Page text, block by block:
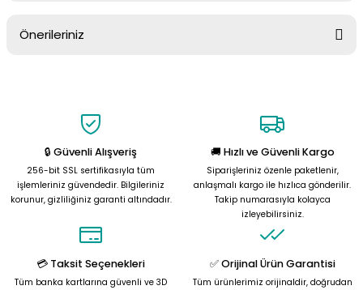
Önerileriniz
Görüş ve önerileriniz için teşekkür ederiz.
Ürün resmi kalitesiz, bozuk veya görüntülenemiyor.
Ürün açıklamasında eksik bilgiler bulunuyor.
Ürün bilgilerinde hatalar bulunuyor.
Ürün fiyatı diğer sitelerden daha pahalı.
🔒 Güvenli Alışveriş
256-bit SSL sertifikasıyla tüm
işlemleriniz güvendedir. Bilgileriniz
korunur, gizliliğiniz garanti altındadır.
🚚 Hızlı ve Güvenli Kargo
Siparişleriniz özenle paketlenir,
anlaşmalı kargo ile hızlıca gönderilir.
Takip numarasıyla kolayca
izleyebilirsiniz.
💳 Taksit Seçenekleri
Tüm banka kartlarına güvenli ve 3D
✅ Orijinal Ürün Garantisi
Tüm ürünlerimiz orijinaldir, doğrudan